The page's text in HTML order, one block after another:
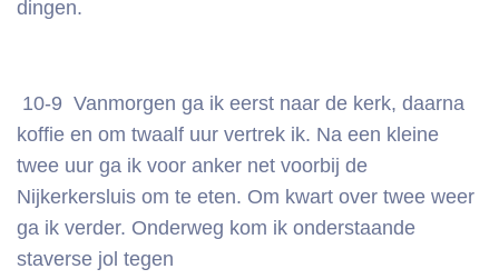
dingen.
10-9 Vanmorgen ga ik eerst naar de kerk, daarna
koffie en om twaalf uur vertrek ik. Na een kleine
twee uur ga ik voor anker net voorbij de
Nijkerkersluis om te eten. Om kwart over twee weer
ga ik verder. Onderweg kom ik onderstaande
staverse jol tegen